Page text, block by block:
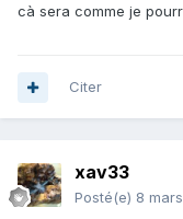
cà sera comme je
Citer
xav33
Posté(e) 8